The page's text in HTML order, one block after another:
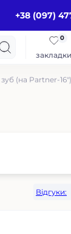
+38 (097)
закладки
0
(на Partner-16")
Відгуки: